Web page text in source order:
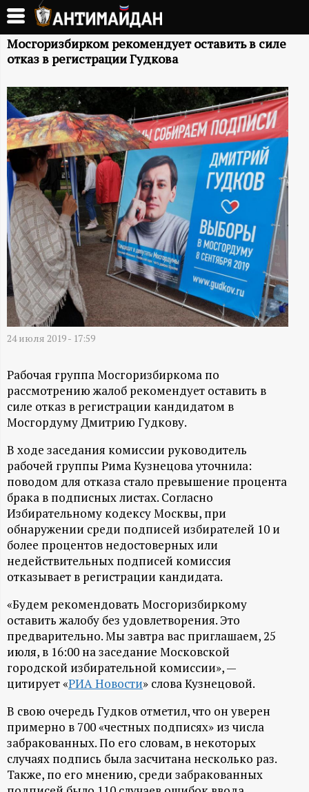
Перейти
основному
содержанию
А
Т
И
М
А
Й
Д
А
Н
-
и
н
ф
о
р
м
а
ц
и
о
н
н
Мосгоризбирком рекомендует оставить в силе
отказ в регистрации Гудкова
24 июля 2019 - 17:59
Рабочая группа Мосгоризбиркома по
рассмотрению жалоб рекомендует оставить в
силе отказ в регистрации кандидатом в
Мосгордуму Дмитрию Гудкову.
В ходе заседания комиссии руководитель
рабочей группы Рима Кузнецова уточнила:
поводом для отказа стало превышение процента
брака в подписных листах. Согласно
Избирательному кодексу Москвы, при
обнаружении среди подписей избирателей 10 и
более процентов недостоверных или
недействительных подписей комиссия
отказывает в регистрации кандидата.
«Будем рекомендовать Мосгоризбиркому
оставить жалобу без удовлетворения. Это
предварительно. Мы завтра вас приглашаем, 25
июля, в 16:00 на заседание Московской
городской избирательной комиссии», —
цитирует «РИА Новости» слова Кузнецовой.
В свою очередь Гудков отметил, что он уверен
примерно в 700 «честных подписях» из числа
забракованных. По его словам, в некоторых
случаях подпись была засчитана несколько раз.
Также, по его мнению, среди забракованных